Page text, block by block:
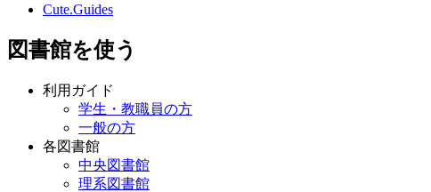
Cute.Guides
図書館を使う
利用ガイド
学生・教職員の方
一般の方
各図書館
中央図書館
理系図書館